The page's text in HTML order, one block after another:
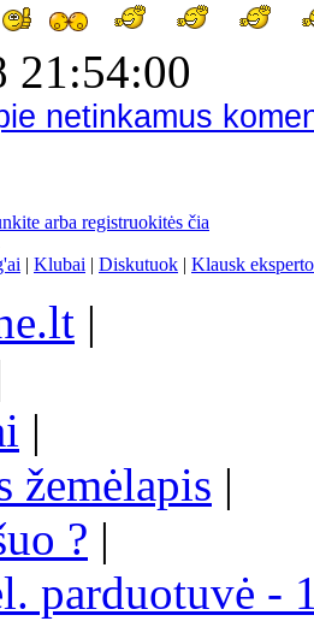
21:54:00
netinkamus
arba registruokitės čia
| Klubai | Diskutuok | Klausk eksperto
|
|
žemėlapis |
? |
parduotuvė -